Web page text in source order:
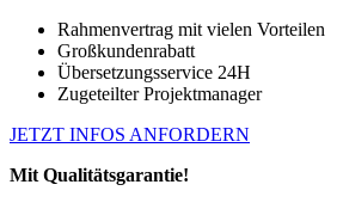
Rahmenvertrag mit vielen Vorteilen
Großkundenrabatt
Übersetzungsservice 24H
Zugeteilter Projektmanager
JETZT INFOS ANFORDERN
Mit Qualitätsgarantie!